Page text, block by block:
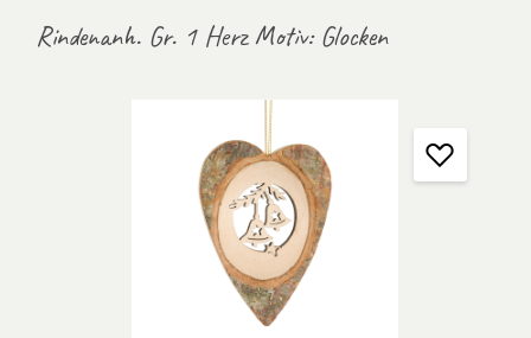
Rindenanh. Gr. 1 Herz Motiv: Glocken